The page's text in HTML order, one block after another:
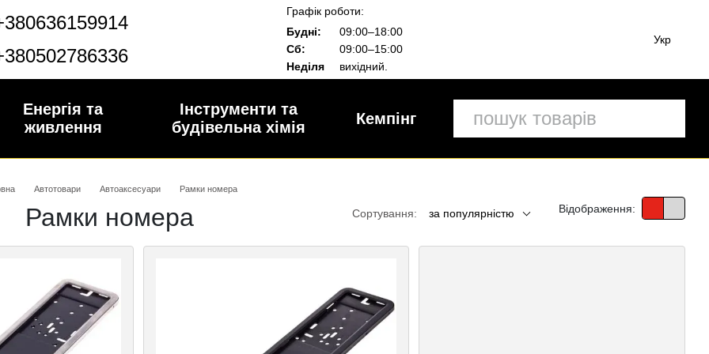
Графік роботи:
Будні:
09:00–18:00
Сб:
09:00–15:00
Неділя
вихідний.
Укр
Енергія та
живлення
Інструменти та
будівельна хімія
Кемпінг
Автотовари Автоаксесуари Рамки номера
Рамки номера Сортування: за популярністю Відображення: